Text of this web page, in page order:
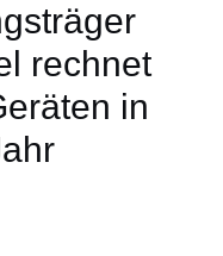
rechnet
in